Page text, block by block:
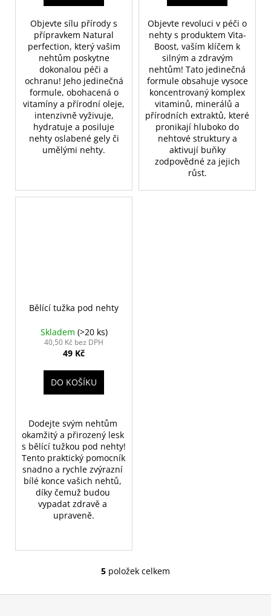
Objevte sílu přírody s
přípravkem Natural
perfection, který vašim
nehtům poskytne
dokonalou péči a
ochranu! Jeho jedinečná
formule, obohacená o
vitamíny a přírodní oleje,
intenzivně vyživuje,
hydratuje a posiluje
nehty oslabené gely či
umělými nehty.
Objevte revoluci v péči o
nehty s produktem Vita-
Boost, vaším klíčem k
silným a zdravým
nehtům! Tato jedinečná
formule obsahuje vysoce
koncentrovaný komplex
vitaminů, minerálů a
přírodních extraktů, které
pronikají hluboko do
nehtové struktury a
aktivují buňky
zodpovědné za jejich
růst.
Bělící tužka pod nehty
Skladem (>20 ks)
40,50 Kč bez DPH
49 Kč
DO KOŠÍKU
Dodejte svým nehtům
okamžitý a přirozený lesk
s bělící tužkou pod nehty!
Tento praktický pomocník
snadno a rychle zvýrazní
bílé konce vašich nehtů,
díky čemuž budou
vypadat zdravě a
upraveně.
O
5 položek celkem